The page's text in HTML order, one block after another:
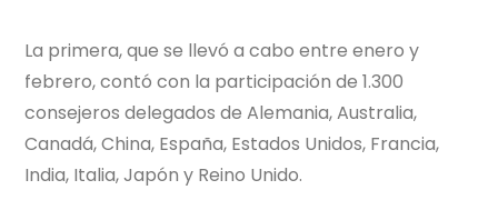
La primera, que se llevó a cabo entre enero y
febrero, contó con la participación de 1.300
consejeros delegados de Alemania, Australia,
Canadá, China, España, Estados Unidos, Francia,
India, Italia, Japón y Reino Unido.